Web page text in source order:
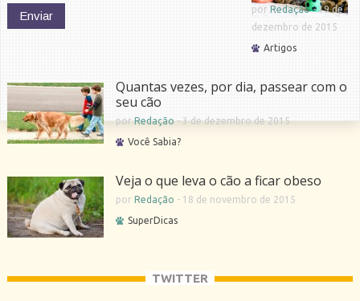
por Redação-19 de
dezembro de 2015
Artigos
Quantas vezes, por dia, passear com o
seu cão
porRedação-3 de dezembro de 2015
Você Sabia?
Veja o que leva o cão a ficar obeso
por Redação - 18 de novembro de 2015
SuperDicas
TWITTER